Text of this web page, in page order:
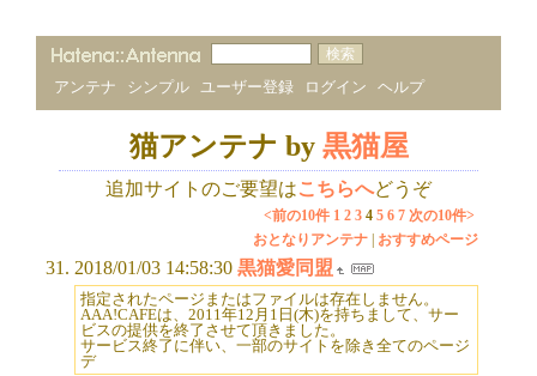
アンテナ シンプル ユーザー登録 ログイン ヘルプ
猫アンテナ by 黒猫屋
追加サイトのご要望はこちらへどうぞ
<前の10件 1 2 3 4 5 6 7 次の10件>
おとなりアンテナ| おすすめページ
2018/01/03 14:58:30 黒猫愛同盟
指定されたページまたはファイルは存在しません。
AAA!CAFEは、2011年12月1日(木)を持ちまして、サー
ビスの提供を終了させて頂きました。
サービス終了に伴い、一部のサイトを除き全てのページ
デ